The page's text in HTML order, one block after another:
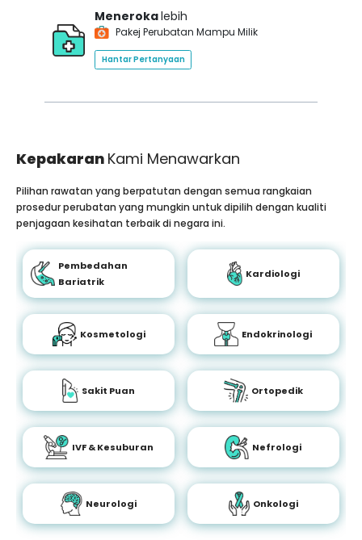
Menerokalebih
Pakej Perubatan Mampu Milik
Hantar Pertanyaan
Kepakaran Kami Menawarkan
Pilihan rawatan yang berpatutan dengan semua rangkaian
prosedur perubatan yang mungkin untuk dipilih dengan kualiti
penjagaan kesihatan terbaik di negara ini.
Pembedahan
Bariatrik
Kardiologi
Kosmetologi Endokrinologi
Sakit Puan Ortopedik
IVF & Kesuburan Nefrologi
Neurologi Onkologi